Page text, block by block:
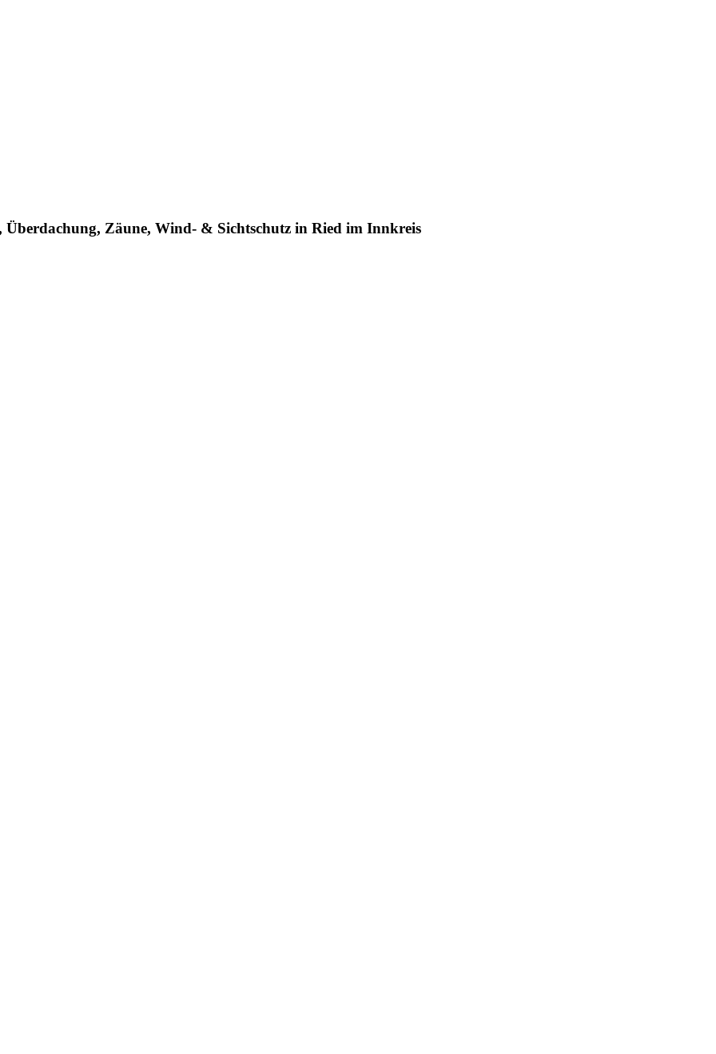
Zäune, Wind- & Sichtschutz in Ried im Innkreis